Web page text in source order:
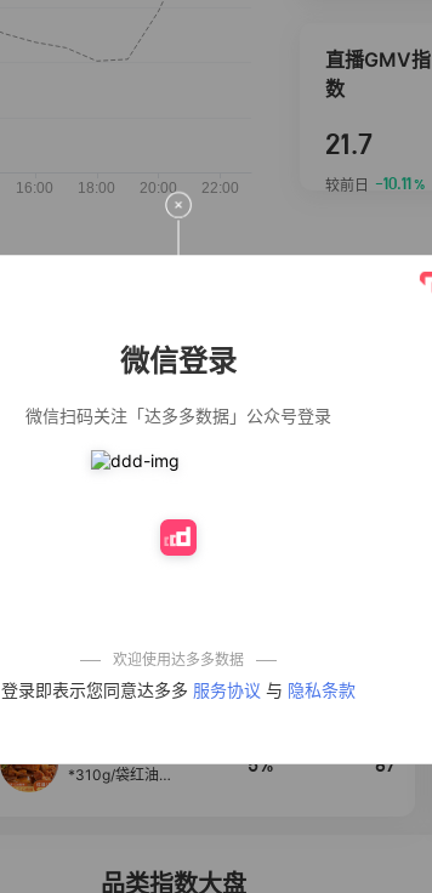
微信登录
微信扫码关注「达多多数据」公众号登录
欢迎使用达多多数据
登录即表示您同意达多多 服务协议 与 隐私条款
直播GMV指
数
21.7
较前日 -10.11 %
法式气质温柔风
女设计感小众秋
衣粉轻松搓洗去
污渍除菌除螨3倍
巧卡盒卡套
【试吃两包】松
茸红烧酱汁红烧
40%
*310g/袋红油麻
5% 87
品类指数大盘